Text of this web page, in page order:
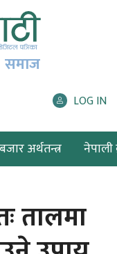
समाज
LOG IN
बजार अर्थतन्त्र नेपाली
तालमा